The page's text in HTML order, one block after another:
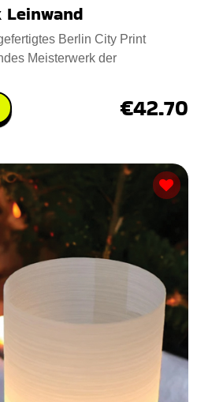
Berlin City Print
Meisterwerk der
€42.70